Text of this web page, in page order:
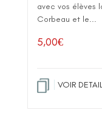
avec vos élèves
Corbeau et le...
5,00€
VOIR